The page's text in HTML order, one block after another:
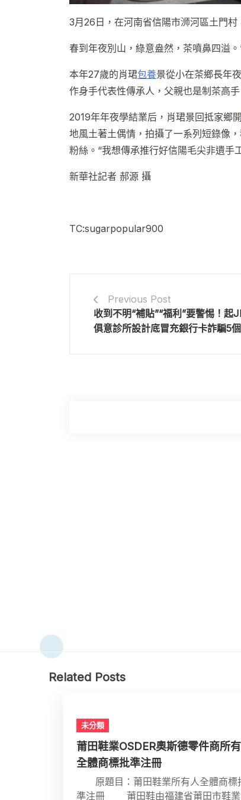
3月26日，在河南省信陽市浉河區土門村
春到年夜別山，綠意盎然，茶噴鼻四溢
本年27歲的肖珺包養景從小在茶鄉長年
作身手代表性傳承人，父親也是制茶高手
2019年年夜學結業后，肖珺景回抵家鄉開
地風土著土偶情，拍攝了一系列短錄像
粉絲。“我想傳承推行好信陽毛尖非遺手
新華社記者 郝源 攝
TC:sugarpopular900
Previous Post
收到不明“補貼”“福利”要警惕！起
俱意診所設計底冒充銀行卡詐騙5
Related Posts
未分類
莆田鞋業OSDER奧斯德零件商所
全體商標批準注冊
原題目：莆田鞋業所有人全體商標
準注冊 莆田鞋由福建省莆田市鞋